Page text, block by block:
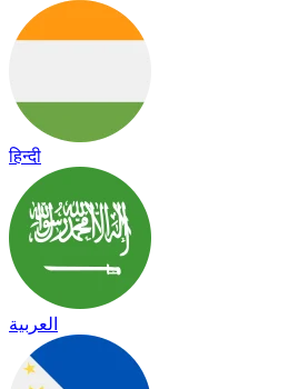
हिन्दी
العربية